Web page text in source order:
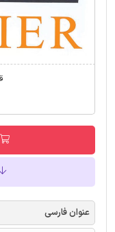
عنوان فارسی